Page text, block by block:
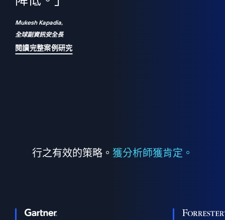
Mukesh Kapadia,
全球副資訊安全長
閱讀完整案例研究
行之有效的策略。 獲分析師獲肯定。